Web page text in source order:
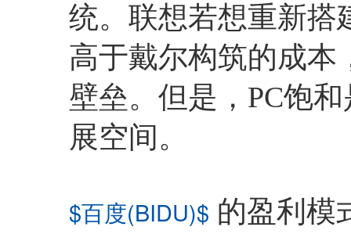
统。联想若想重新搭
高于戴尔构筑的成本
壁垒。但是，PC饱
展空间。
$百度(BIDU)$ 的盈利模